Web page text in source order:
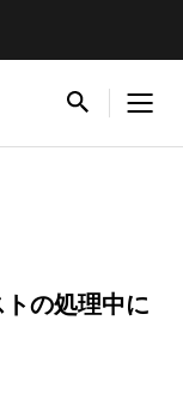
の処理中に